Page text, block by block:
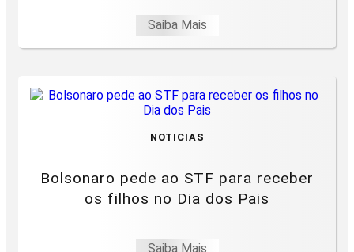
Saiba Mais
NOTICIAS
Bolsonaro pede ao STF para receber
os filhos no Dia dos Pais
Saiba Mais